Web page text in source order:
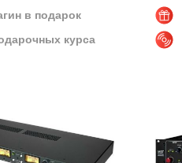
в подарок
курса